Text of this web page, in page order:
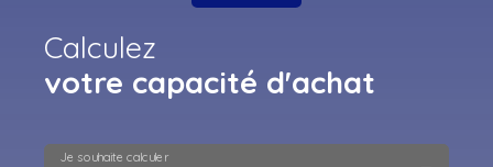
Calculez
votre capacité d'achat
Je souhaite calculer